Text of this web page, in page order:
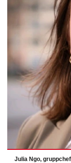
Julia Ngo,